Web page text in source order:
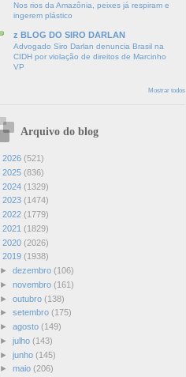
Nos rios da Amazônia, peixes já respiram e
ingerem plástico
z BLOG DO SIRO DARLAN
Advogado Siro Darlan denuncia Brasil na
CIDH por violação de direitos de Marcinho
VP
Mostrar todos
Arquivo do blog
2026 (521)
2025 (836)
2024 (1329)
2023 (1474)
2022 (1779)
2021 (1829)
2020 (2026)
2019 (1938)
► dezembro (106)
► novembro (161)
► outubro (138)
► setembro (175)
► agosto (149)
► julho (143)
► junho (145)
► maio (206)